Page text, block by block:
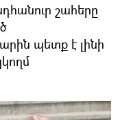
շահերը
պետք է լինի